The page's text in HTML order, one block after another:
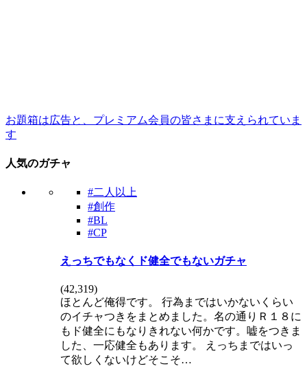
お題箱は広告と、プレミアム会員の皆さまに支えられていま
す
人気のガチャ
#二人以上
#創作
#BL
#CP
えっちでもなくド健全でもないガチャ
(42,319)
ほとんど俺得です。 行為まではいかないくらい
のイチャつきをまとめました。名の通りＲ１８に
もド健全にもなりきれない何かです。嘘をつきま
した、一応健全もあります。 えっちまではいっ
て欲しくないけどそこそ…